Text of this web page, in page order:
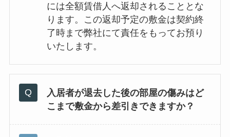
には全額賃借人へ返却されることとな
ります。この返却予定の敷金は契約終
了時まで弊社にて責任をもってお預り
いたします。
入居者が退去した後の部屋の傷みはど
こまで敷金から差引きできますか？